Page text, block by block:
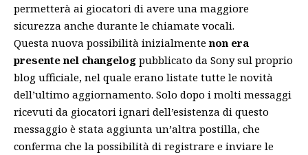
permetterà ai giocatori di avere una maggiore
sicurezza anche durante le chiamate vocali.
Questa nuova possibilità inizialmentenon era
presente nel changelog pubblicato da Sony sul proprio
blog ufficiale, nel quale erano listate tutte le novità
dell’ultimo aggiornamento. Solo dopo i molti messaggi
ricevuti da giocatori ignari dell’esistenza di questo
messaggio è stata aggiunta un’altra postilla, che
conferma che la possibilità di registrare e inviare le